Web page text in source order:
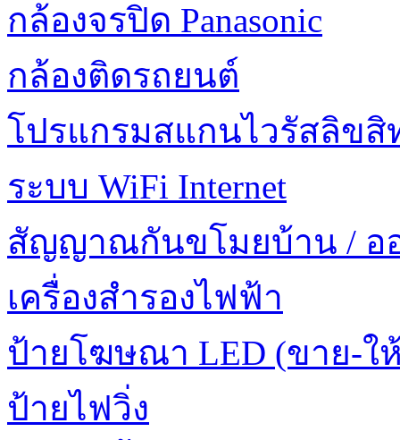
กล้องจรปิด Panasonic
กล้องติดรถยนต์
โปรแกรมสแกนไวรัสลิข
ระบบ WiFi Internet
สัญญาณกันขโมยบ้าน / อ
เครื่องสำรองไฟฟ้า
ป้ายโฆษณา LED (ขาย-ใ
ป้ายไฟวิ่ง